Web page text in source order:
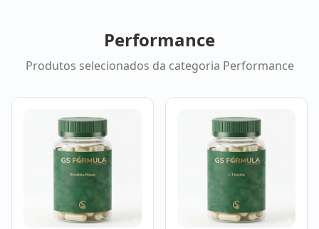
Performance
Produtos selecionados da categoria Performance